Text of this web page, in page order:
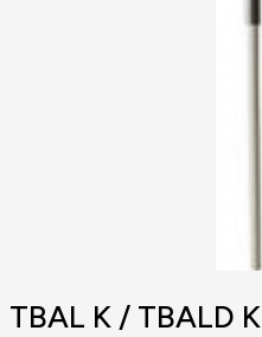
TBAL K / TBALD K